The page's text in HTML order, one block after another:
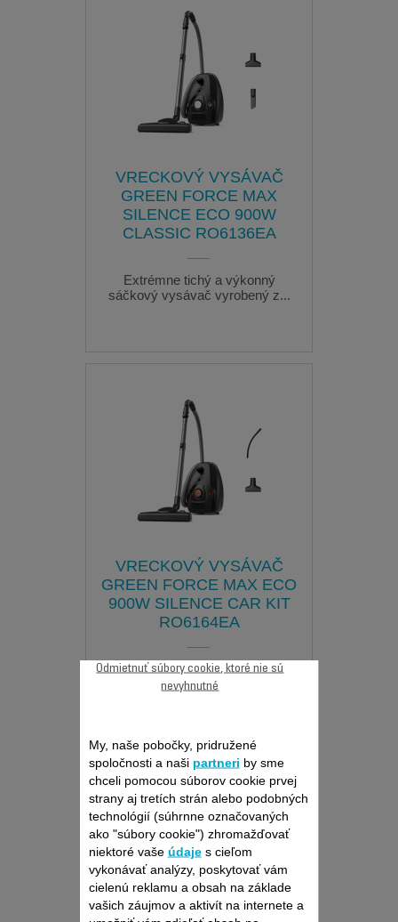
VRECKOVÝ VYSÁVAČ
GREEN FORCE MAX
SILENCE ECO 900W
CLASSIC RO6136EA
Extrémne tichý a výkonný
sáčkový vysávač vyrobený z...
VRECKOVÝ VYSÁVAČ
GREEN FORCE MAX ECO
900W SILENCE CAR KIT
RO6164EA
Extrémne tichý a výkonný
sáčkový vysávač vyrobený z...
My, naše pobočky, pridružené
spoločnosti a naši partneri by sme
chceli pomocou súborov cookie prvej
strany aj tretích strán alebo podobných
technológií (súhrnne označovaných
ako "súbory cookie") zhromažďovať
niektoré vaše údajes cieľom
vykonávať analýzy, poskytovať vám
cielenú reklamu a obsah na základe
vašich záujmov a aktivít na internete a
Odmietnuť súbory cookie, ktoré nie sú
nevyhnutné